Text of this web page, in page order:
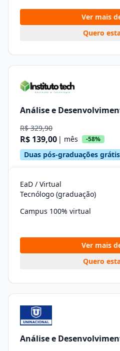
Ver mais
Quero
Análise e
R$ 329,90
R$ 139,00 | mês -58%
Duas pós-graduações grátis
EaD / Virtual
Tecnólogo (graduação)
Campus 100% virtual
Ver mais
Quero
Análise e